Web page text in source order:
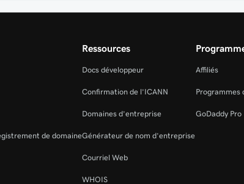
de domaine
Ressources
Docs développeur
Confirmation de l’ICANN
Domaines d’entreprise
Générateur de nom d’entreprise
Courriel Web
WHOIS
Affiliés
Programmes
GoDaddy Pro